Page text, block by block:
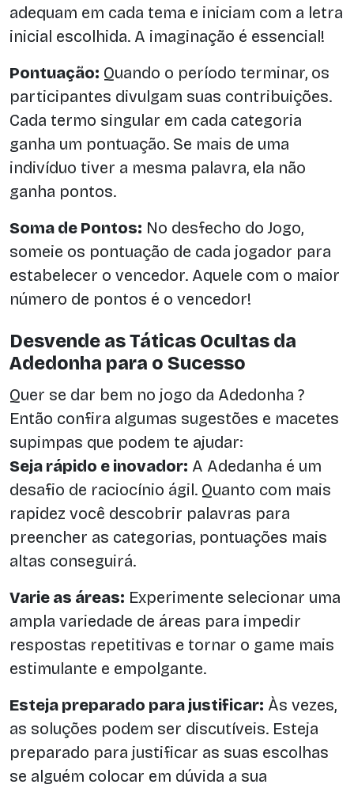
adequam em cada tema e iniciam com a letra
inicial escolhida. A imaginação é essencial!
Pontuação: Quando o período terminar, os
participantes divulgam suas contribuições.
Cada termo singular em cada categoria
ganha um pontuação. Se mais de uma
indivíduo tiver a mesma palavra, ela não
ganha pontos.
Soma de Pontos: No desfecho do Jogo,
someie os pontuação de cada jogador para
estabelecer o vencedor. Aquele com o maior
número de pontos é o vencedor!
Desvende as Táticas Ocultas da
Adedonha para o Sucesso
Quer se dar bem no jogo da Adedonha ?
Então confira algumas sugestões e macetes
supimpas que podem te ajudar:
Seja rápido e inovador: A Adedanha é um
desafio de raciocínio ágil. Quanto com mais
rapidez você descobrir palavras para
preencher as categorias, pontuações mais
altas conseguirá.
Varie as áreas: Experimente selecionar uma
ampla variedade de áreas para impedir
respostas repetitivas e tornar o game mais
estimulante e empolgante.
Esteja preparado para justificar: Às vezes,
as soluções podem ser discutíveis. Esteja
preparado para justificar as suas escolhas
se alguém colocar em dúvida a sua